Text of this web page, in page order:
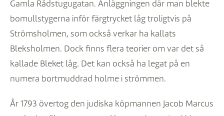
Gamla Rådstugugatan. Anläggningen där man blekte
bomullstygerna inför färgtrycket låg troligtvis på
Strömsholmen, som också verkar ha kallats
Bleksholmen. Dock finns flera teorier om var det så
kallade Bleket låg. Det kan också ha legat på en
numera bortmuddrad holme i strömmen.
År 1793 övertog den judiska köpmannen Jacob Marcus